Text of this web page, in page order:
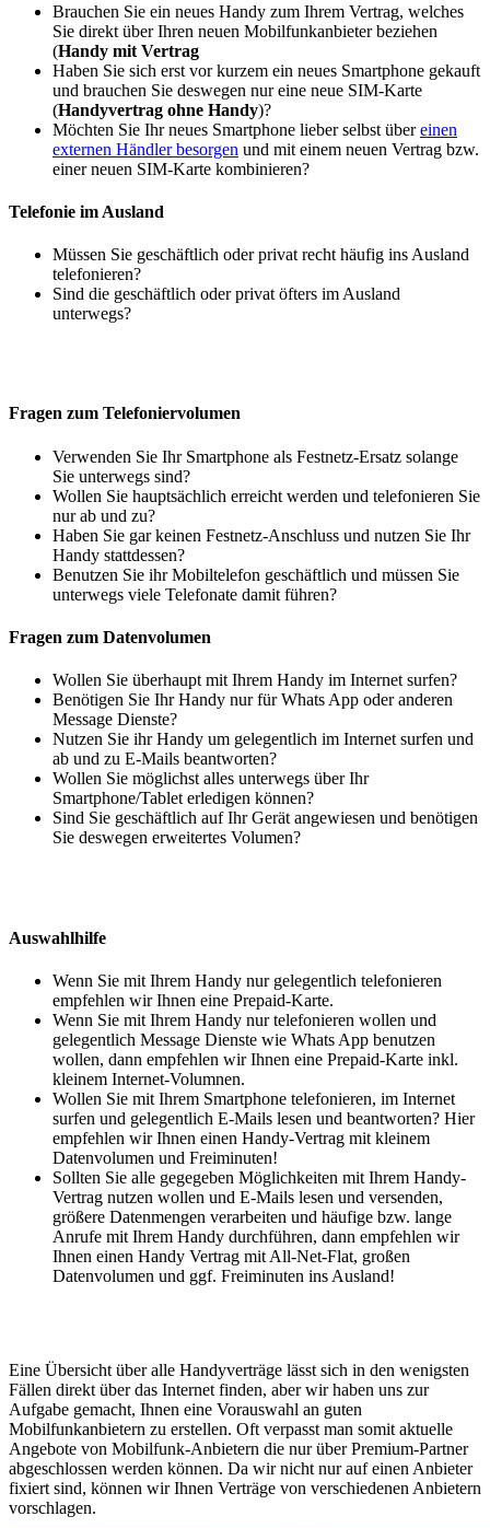
Brauchen Sie ein neues Handy zum Ihrem Vertrag, welches
Sie direkt über Ihren neuen Mobilfunkanbieter beziehen
(Handy mit Vertrag
Haben Sie sich erst vor kurzem ein neues Smartphone gekauft
und brauchen Sie deswegen nur eine neue SIM-Karte
(Handyvertrag ohne Handy)?
Möchten Sie Ihr neues Smartphone lieber selbst übereinen
externen Händler besorgen und mit einem neuen Vertrag bzw.
einer neuen SIM-Karte kombinieren?
Telefonie im Ausland
Müssen Sie geschäftlich oder privat recht häufig ins Ausland
telefonieren?
Sind die geschäftlich oder privat öfters im Ausland
unterwegs?
Fragen zum Telefoniervolumen
Verwenden Sie Ihr Smartphone als Festnetz-Ersatz solange
Sie unterwegs sind?
Wollen Sie hauptsächlich erreicht werden und telefonieren Sie
nur ab und zu?
Haben Sie gar keinen Festnetz-Anschluss und nutzen Sie Ihr
Handy stattdessen?
Benutzen Sie ihr Mobiltelefon geschäftlich und müssen Sie
unterwegs viele Telefonate damit führen?
Fragen zum Datenvolumen
Wollen Sie überhaupt mit Ihrem Handy im Internet surfen?
Benötigen Sie Ihr Handy nur für Whats App oder anderen
Message Dienste?
Nutzen Sie ihr Handy um gelegentlich im Internet surfen und
ab und zu E-Mails beantworten?
Wollen Sie möglichst alles unterwegs über Ihr
Smartphone/Tablet erledigen können?
Sind Sie geschäftlich auf Ihr Gerät angewiesen und benötigen
Sie deswegen erweitertes Volumen?
Auswahlhilfe
Wenn Sie mit Ihrem Handy nur gelegentlich telefonieren
empfehlen wir Ihnen eine Prepaid-Karte.
Wenn Sie mit Ihrem Handy nur telefonieren wollen und
gelegentlich Message Dienste wie Whats App benutzen
wollen, dann empfehlen wir Ihnen eine Prepaid-Karte inkl.
kleinem Internet-Volumnen.
Wollen Sie mit Ihrem Smartphone telefonieren, im Internet
surfen und gelegentlich E-Mails lesen und beantworten? Hier
empfehlen wir Ihnen einen Handy-Vertrag mit kleinem
Datenvolumen und Freiminuten!
Sollten Sie alle gegegeben Möglichkeiten mit Ihrem Handy-
Vertrag nutzen wollen und E-Mails lesen und versenden,
größere Datenmengen verarbeiten und häufige bzw. lange
Anrufe mit Ihrem Handy durchführen, dann empfehlen wir
Ihnen einen Handy Vertrag mit All-Net-Flat, großen
Datenvolumen und ggf. Freiminuten ins Ausland!
Eine Übersicht über alle Handyverträge lässt sich in den wenigsten
Fällen direkt über das Internet finden, aber wir haben uns zur
Aufgabe gemacht, Ihnen eine Vorauswahl an guten
Mobilfunkanbietern zu erstellen. Oft verpasst man somit aktuelle
Angebote von Mobilfunk-Anbietern die nur über Premium-Partner
abgeschlossen werden können. Da wir nicht nur auf einen Anbieter
fixiert sind, können wir Ihnen Verträge von verschiedenen Anbietern
vorschlagen.